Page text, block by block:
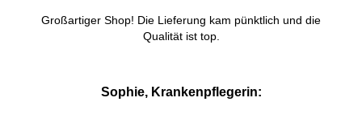
Großartiger Shop! Die Lieferung kam pünktlich und die
Qualität ist top.
Sophie, Krankenpflegerin: